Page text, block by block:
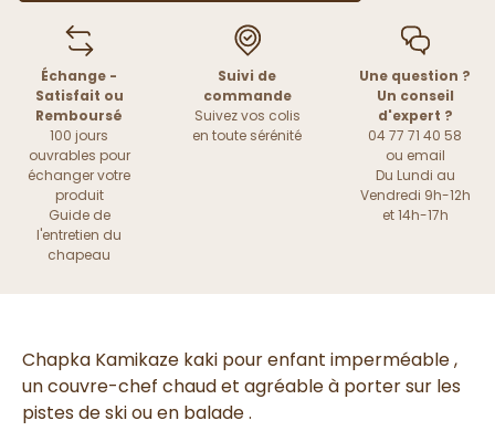
Échange -
Satisfait ou
Remboursé
100 jours
ouvrables pour
échanger votre
produit
Guide de
l'entretien du
chapeau
Suivi de
commande
Suivez vos colis
en toute sérénité
Une question ?
Un conseil
d'expert ?
04 77 71 40 58
ou email
Du Lundi au
Vendredi 9h-12h
et 14h-17h
Chapka Kamikaze kaki pour enfant imperméable ,
un couvre-chef chaud et agréable à porter sur les
pistes de ski ou en balade .